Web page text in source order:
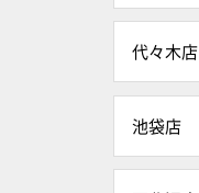
代々木店
池袋店